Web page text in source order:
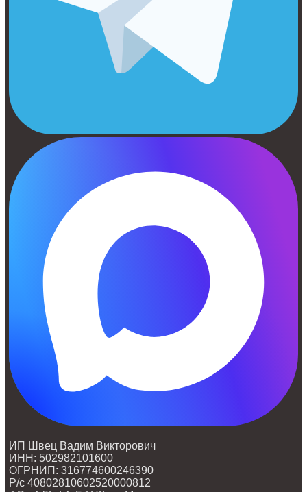
ИП Швец Вадим Викторович
ИНН: 502982101600
ОГРНИП: 316774600246390
Р/с 40802810602520000812